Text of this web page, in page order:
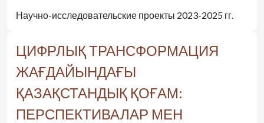
Научно-исследовательские проекты 2023-2025 гг.
ЦИФРЛЫҚ ТРАНСФОРМАЦИЯ
ЖАҒДАЙЫНДАҒЫ
ҚАЗАҚСТАНДЫҚ ҚОҒАМ:
ПЕРСПЕКТИВАЛАР МЕН